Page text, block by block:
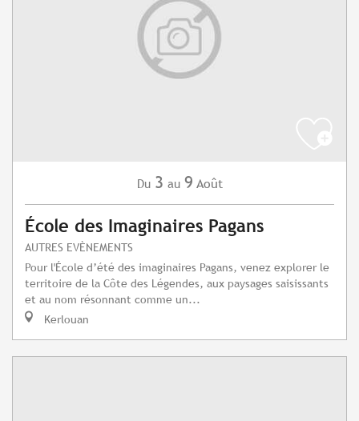
Du 3 au 9 Août
École des Imaginaires Pagans
AUTRES EVÈNEMENTS
Pour l'École d’été des imaginaires Pagans, venez explorer le
territoire de la Côte des Légendes, aux paysages saisissants
et au nom résonnant comme un...
Kerlouan